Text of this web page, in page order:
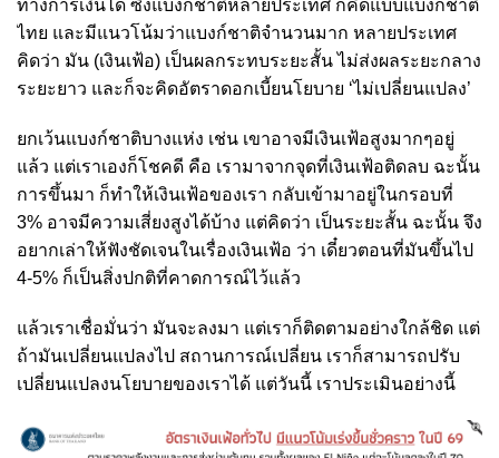
ทางการเงินได้ ซึ่งแบงก์ชาติหลายประเทศ ก็คิดแบบแบงก์ชาติ
ไทย และมีแนวโน้มว่าแบงก์ชาติจำนวนมาก หลายประเทศ
คิดว่า มัน (เงินเฟ้อ) เป็นผลกระทบระยะสั้น ไม่ส่งผลระยะกลาง
ระยะยาว และก็จะคิดอัตราดอกเบี้ยนโยบาย ‘ไม่เปลี่ยนแปลง’
ยกเว้นแบงก์ชาติบางแห่ง เช่น เขาอาจมีเงินเฟ้อสูงมากๆอยู่
แล้ว แต่เราเองก็โชคดี คือ เรามาจากจุดที่เงินเฟ้อติดลบ ฉะนั้น
การขึ้นมา ก็ทำให้เงินเฟ้อของเรา กลับเข้ามาอยู่ในกรอบที่
3% อาจมีความเสี่ยงสูงได้บ้าง แต่คิดว่า เป็นระยะสั้น ฉะนั้น จึง
อยากเล่าให้ฟังชัดเจนในเรื่องเงินเฟ้อ ว่า เดี๋ยวตอนที่มันขึ้นไป
4-5% ก็เป็นสิ่งปกติที่คาดการณ์ไว้แล้ว
แล้วเราเชื่อมั่นว่า มันจะลงมา แต่เราก็ติดตามอย่างใกล้ชิด แต่
ถ้ามันเปลี่ยนแปลงไป สถานการณ์เปลี่ยน เราก็สามารถปรับ
เปลี่ยนแปลงนโยบายของเราได้ แต่วันนี้ เราประเมินอย่างนี้